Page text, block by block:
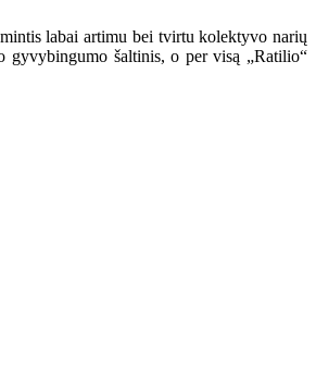
labai artimu bei tvirtu kolektyvo narių
gyvybingumo šaltinis, o per visą „Ratilio“